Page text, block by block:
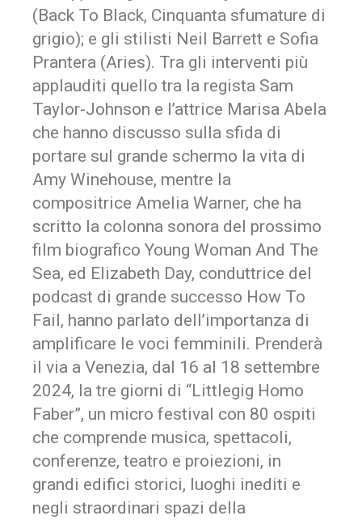
(Back To Black, Cinquanta sfumature di
grigio); e gli stilisti Neil Barrett e Sofia
Prantera (Aries). Tra gli interventi più
applauditi quello tra la regista Sam
Taylor-Johnson e l’attrice Marisa Abela
che hanno discusso sulla sfida di
portare sul grande schermo la vita di
Amy Winehouse, mentre la
compositrice Amelia Warner, che ha
scritto la colonna sonora del prossimo
film biografico Young Woman And The
Sea, ed Elizabeth Day, conduttrice del
podcast di grande successo How To
Fail, hanno parlato dell’importanza di
amplificare le voci femminili. Prenderà
il via a Venezia, dal 16 al 18 settembre
2024, la tre giorni di “Littlegig Homo
Faber”, un micro festival con 80 ospiti
che comprende musica, spettacoli,
conferenze, teatro e proiezioni, in
grandi edifici storici, luoghi inediti e
negli straordinari spazi della